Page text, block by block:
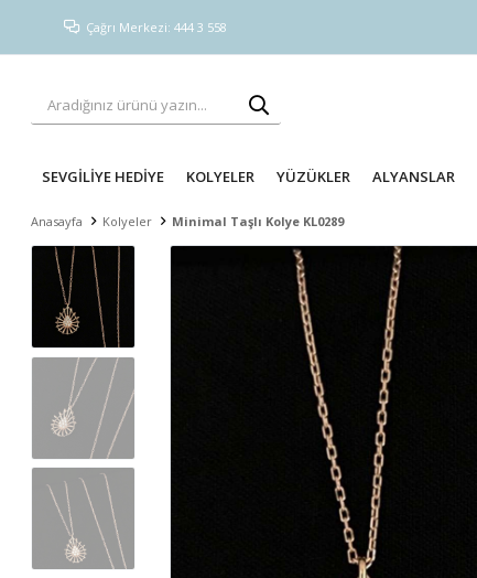
Çağrı Merkezi: 444 3 558
SEVGİLİYE HEDİYE KOLYELER YÜZÜKLER ALYANSLAR
Anasayfa Kolyeler Minimal Taşlı Kolye KL0289